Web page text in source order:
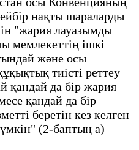
нақты шараларды
"жария лауазымды
мемлекеттің ішкі
және осы
тиісті реттеу
қандай да бір жария
қандай да бір
беретін кез келген
(2-баптың а)